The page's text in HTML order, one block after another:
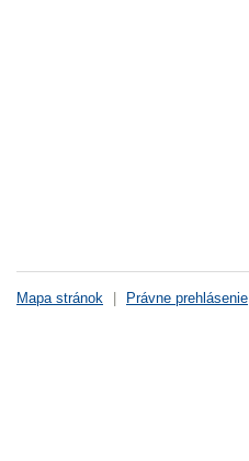
Mapa stránok | Právne prehlásenie